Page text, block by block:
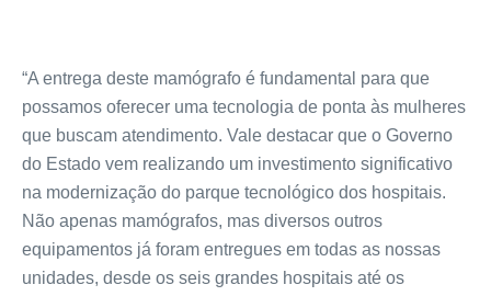
“A entrega deste mamógrafo é fundamental para que
possamos oferecer uma tecnologia de ponta às mulheres
que buscam atendimento. Vale destacar que o Governo
do Estado vem realizando um investimento significativo
na modernização do parque tecnológico dos hospitais.
Não apenas mamógrafos, mas diversos outros
equipamentos já foram entregues em todas as nossas
unidades, desde os seis grandes hospitais até os